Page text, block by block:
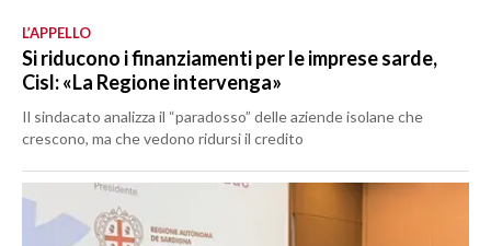
L’APPELLO
Si riducono i finanziamenti per le imprese sarde,
Cisl: «La Regione intervenga»
Il sindacato analizza il “paradosso” delle aziende isolane che
crescono, ma che vedono ridursi il credito